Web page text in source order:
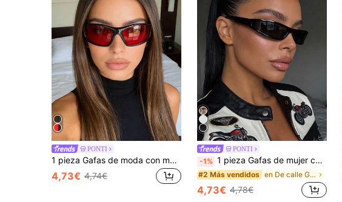
PONTI
1 pieza Gafas de moda con marco pequeño y borde para mujer, de estilo casual y personalizado, adecuadas para festivales de música, ciclismo, playa, accesorios de verano, vacaciones en la playa, exteriores, viajes, de color negro a la moda
4,73€ 4,74€
PONTI
-1% 1 pieza Gafas de mujer con marco pequeño estilo futurista Y2K de moda, adecuadas para uso diario, estilo callejero, vacaciones, viajes, playa, actividades al aire libre y turismo
#2 Más vendidos en De calle Gafas y accesorios para gafas de mujer
4,73€ 4,78€